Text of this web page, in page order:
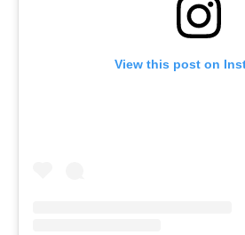
View this post on